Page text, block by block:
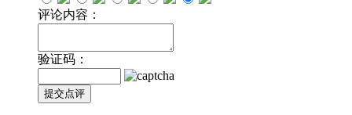
评论内容：
验证码：